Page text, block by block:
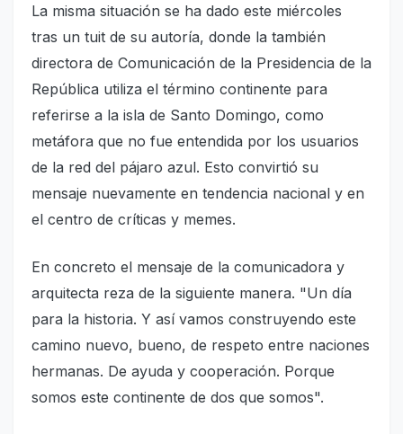
La misma situación se ha dado este miércoles
tras un tuit de su autoría, donde la también
directora de Comunicación de la Presidencia de la
República utiliza el término continente para
referirse a la isla de Santo Domingo, como
metáfora que no fue entendida por los usuarios
de la red del pájaro azul. Esto convirtió su
mensaje nuevamente en tendencia nacional y en
el centro de críticas y memes.
En concreto el mensaje de la comunicadora y
arquitecta reza de la siguiente manera. "Un día
para la historia. Y así vamos construyendo este
camino nuevo, bueno, de respeto entre naciones
hermanas. De ayuda y cooperación. Porque
somos este continente de dos que somos".